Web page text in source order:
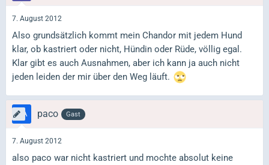
7. August 2012
Also grundsätzlich kommt mein Chandor mit jedem Hund
klar, ob kastriert oder nicht, Hündin oder Rüde, völlig egal.
Klar gibt es auch Ausnahmen, aber ich kann ja auch nicht
jeden leiden der mir über den Weg läuft.
paco Gast
7. August 2012
also paco war nicht kastriert und mochte absolut keine